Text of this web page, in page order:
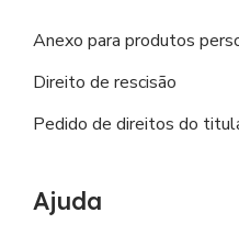
Anexo para produtos
Direito de rescisão
Pedido de direitos do
Ajuda